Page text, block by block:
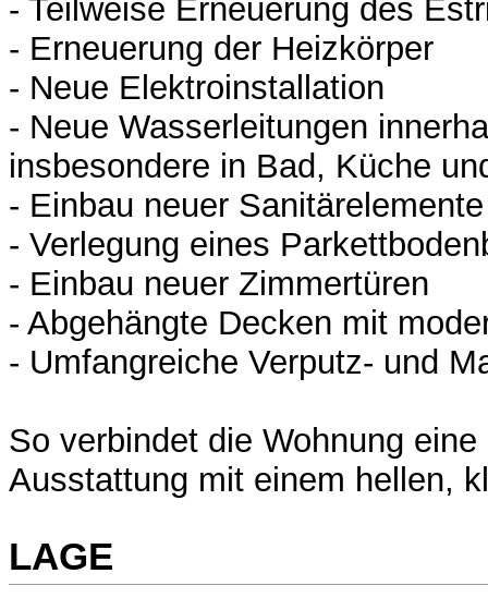
- Teilweise Erneuerung des
- Erneuerung der Heizkörper
- Neue Elektroinstallation
- Neue Wasserleitungen
insbesondere in Bad, Küche
- Einbau neuer Sanitärelemente
- Verlegung eines
- Einbau neuer Zimmertüren
- Abgehängte Decken mit
- Umfangreiche Verputz- und
So verbindet die Wohnung eine
Ausstattung mit einem hellen,
LAGE